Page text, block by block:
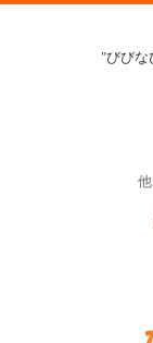
"びびな